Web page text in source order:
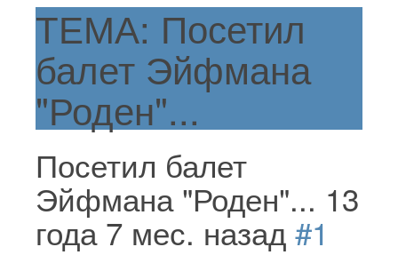
ТЕМА: Посетил
балет Эйфмана
"Роден"...
Посетил балет
Эйфмана "Роден"... 13
года 7 мес. назад #1